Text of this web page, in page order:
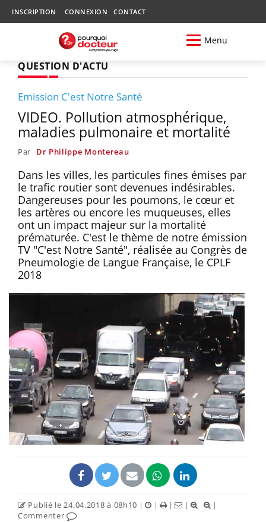
INSCRIPTION CONNEXION CONTACT
Menu
QUESTION D'ACTU
Emission C'est Notre Santé
VIDEO. Pollution atmosphérique,
maladies pulmonaire et mortalité
Par Dr Philippe Montereau
Dans les villes, les particules fines émises par
le trafic routier sont devenues indésirables.
Dangereuses pour les poumons, le cœur et
les artères ou encore les muqueuses, elles
ont un impact majeur sur la mortalité
prématurée. C'est le thème de notre émission
TV "C'est Notre Santé", réalisée au Congrès de
Pneumologie de Langue Française, le CPLF
2018
Publié le 24.04.2018 à 08h10 | | | |
|
Commenter